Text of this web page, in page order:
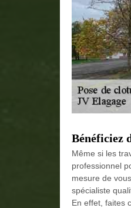
Bénéficiez
Même si les
professionnel
mesure de
spécialiste
En effet, faites